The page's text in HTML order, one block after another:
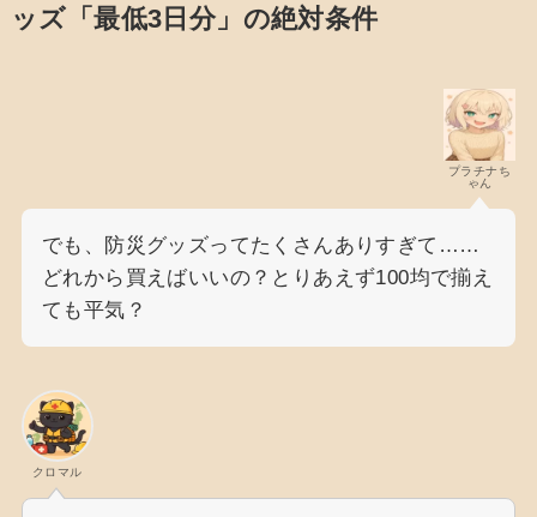
ッズ「最低3日分」の絶対条件
プラチナち
ゃん
でも、防災グッズってたくさんありすぎて……
どれから買えばいいの？とりあえず100均で揃え
ても平気？
クロマル